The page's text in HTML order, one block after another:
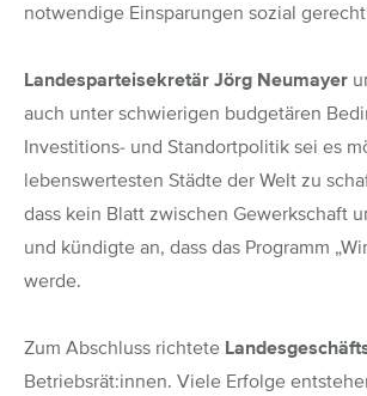
notwendige Einsparungen sozial
Landesparteisekretär Jörg Neumayer
auch unter schwierigen budgetären
Investitions- und Standortpolitik sei es
lebenswertesten Städte der Welt zu
dass kein Blatt zwischen Gewerkschaft
und kündigte an, dass das Programm
werde.
Zum Abschluss richtete
Betriebsrät:innen. Viele Erfolge